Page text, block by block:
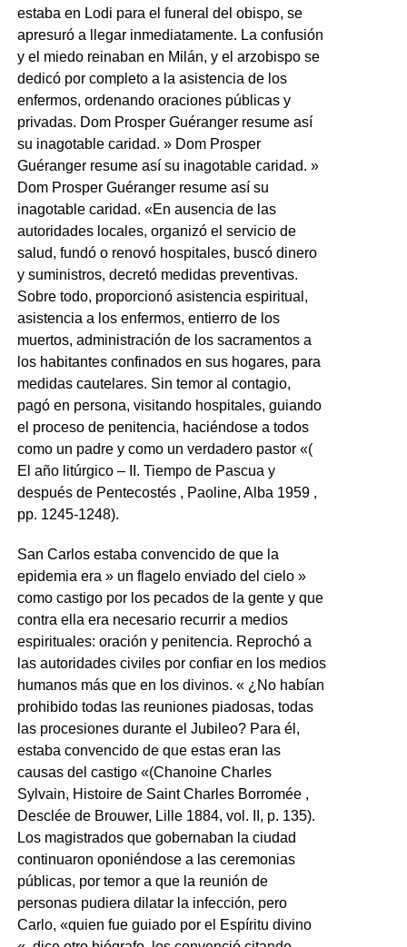
estaba en Lodi para el funeral del obispo, se
apresuró a llegar inmediatamente. La confusión
y el miedo reinaban en Milán, y el arzobispo se
dedicó por completo a la asistencia de los
enfermos, ordenando oraciones públicas y
privadas. Dom Prosper Guéranger resume así
su inagotable caridad. » Dom Prosper
Guéranger resume así su inagotable caridad. »
Dom Prosper Guéranger resume así su
inagotable caridad. «En ausencia de las
autoridades locales, organizó el servicio de
salud, fundó o renovó hospitales, buscó dinero
y suministros, decretó medidas preventivas.
Sobre todo, proporcionó asistencia espiritual,
asistencia a los enfermos, entierro de los
muertos, administración de los sacramentos a
los habitantes confinados en sus hogares, para
medidas cautelares. Sin temor al contagio,
pagó en persona, visitando hospitales, guiando
el proceso de penitencia, haciéndose a todos
como un padre y como un verdadero pastor «(
El año litúrgico – II. Tiempo de Pascua y
después de Pentecostés , Paoline, Alba 1959 ,
pp. 1245-1248).
San Carlos estaba convencido de que la
epidemia era » un flagelo enviado del cielo »
como castigo por los pecados de la gente y que
contra ella era necesario recurrir a medios
espirituales: oración y penitencia. Reprochó a
las autoridades civiles por confiar en los medios
humanos más que en los divinos. « ¿No habían
prohibido todas las reuniones piadosas, todas
las procesiones durante el Jubileo? Para él,
estaba convencido de que estas eran las
causas del castigo «(Chanoine Charles
Sylvain, Histoire de Saint Charles Borromée ,
Desclée de Brouwer, Lille 1884, vol. II, p. 135).
Los magistrados que gobernaban la ciudad
continuaron oponiéndose a las ceremonias
públicas, por temor a que la reunión de
personas pudiera dilatar la infección, pero
Carlo, «quien fue guiado por el Espíritu divino